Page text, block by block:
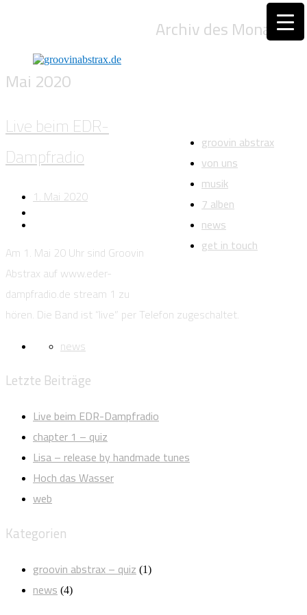
groovin abstrax
von uns
musik
7 alben
news
get in touch
Archiv des Monats:
Mai 2020
Live beim EDR-
Dampfradio
1. Mai 2020
Am 1. Mai 20 Uhr sind Groovin
Abstrax auf www.eder-
dampfradio.de stream 1 zu
hören. Die Band ist “live” per Telefon zugeschaltet.
news
Letzte Beiträge
Live beim EDR-Dampfradio
chapter 1 – quiz
Lisa – release by handmade tunes
Hoch das Wasser
web
Kategorien
groovin abstrax – quiz (1)
news (4)